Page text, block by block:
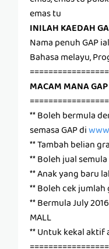
emas tu
INILAH KAEDAH
Nama penuh GAP
Bahasa melayu,
MACAM MANA
** Boleh bermula
semasa GAP di
** Tambah belian
** Boleh jual
** Anak yang baru
** Boleh cek
** Bermula July
MALL
** Untuk kekal aktif